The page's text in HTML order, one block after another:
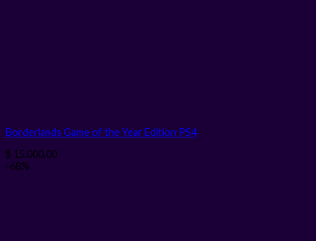
Borderlands Game of the Year Edition PS4
$ 15.000,00
-68%